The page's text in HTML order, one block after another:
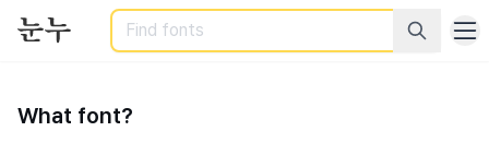
Search
What font?